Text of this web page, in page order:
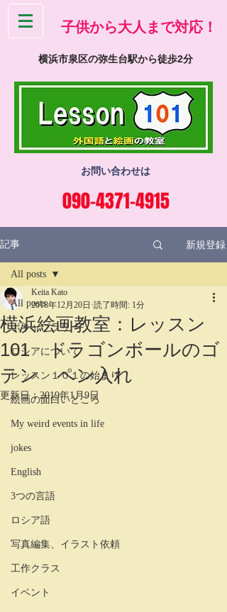
​子供から大人まで対応！
横浜市泉区の弥生台駅から徒歩2分
お問い合わせは
090-4371-4915
記事 新規登録
All posts
ボキャブラリー
ロシアについて
レッスン１０１の始まり
絵画の面白いところ
My weird events in life
jokes
English
3つの言語
ロシア語
写真編集、イラスト依頼
工作クラス
イベント
All posts
横浜絵画教室：レッスン
101 ドラゴンボールのゴ
テン ペン入れ
Keita Kato
2018年12月20日 読了時間: 1分
更新日：2019年1月9日